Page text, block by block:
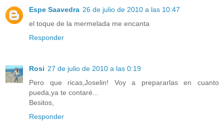
Espe Saavedra 26 de julio de 2010 a las 10:47
el toque de la mermelada me encanta
Responder
Rosi 27 de julio de 2010 a las 0:19
Pero que ricas,Joselin! Voy a prepararlas en cuanto
pueda,ya te contaré...
Besitos,
Responder